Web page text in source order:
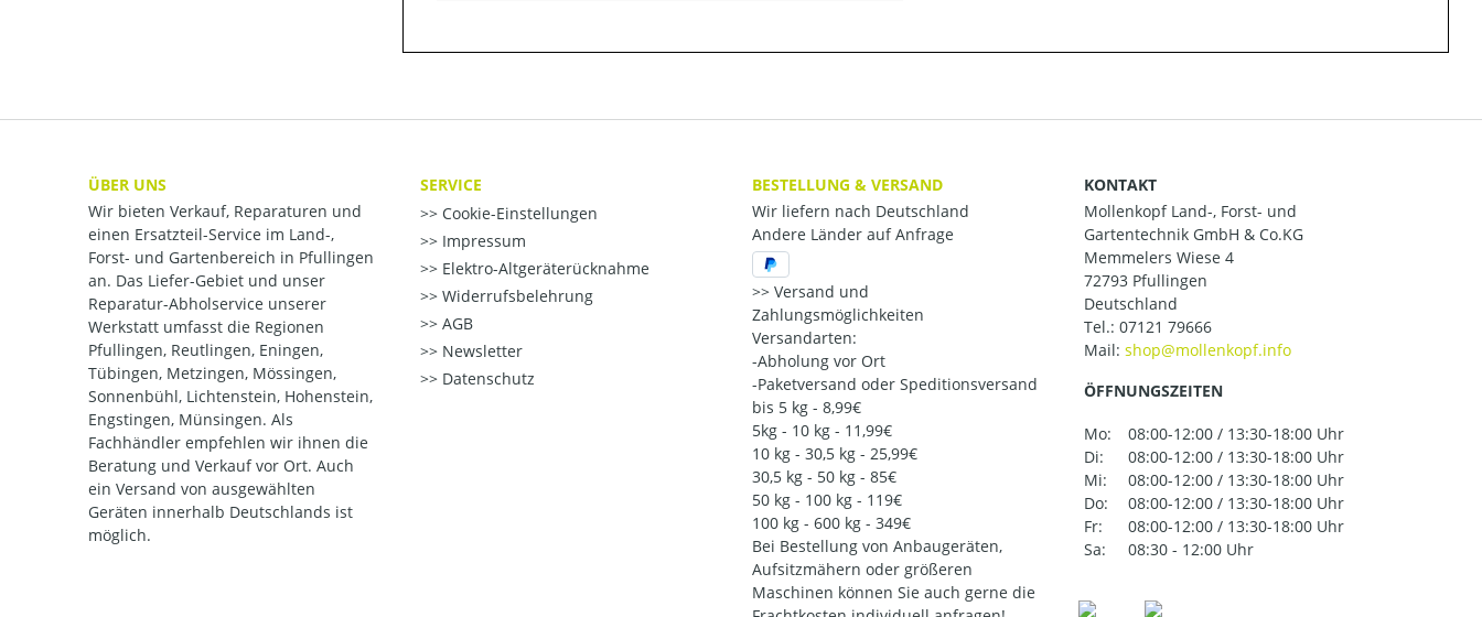
ÜBER UNS
Wir bieten Verkauf, Reparaturen und
einen Ersatzteil-Service im Land-,
Forst- und Gartenbereich in Pfullingen
an. Das Liefer-Gebiet und unser
Reparatur-Abholservice unserer
Werkstatt umfasst die Regionen
Pfullingen, Reutlingen, Eningen,
Tübingen, Metzingen, Mössingen,
Sonnenbühl, Lichtenstein, Hohenstein,
Engstingen, Münsingen. Als
Fachhändler empfehlen wir ihnen die
Beratung und Verkauf vor Ort. Auch
ein Versand von ausgewählten
Geräten innerhalb Deutschlands ist
möglich.
SERVICE
Cookie-Einstellungen
Impressum
Elektro-Altgeräterücknahme
Widerrufsbelehrung
AGB
Newsletter
Datenschutz
BESTELLUNG & VERSAND
Wir liefern nach Deutschland
Andere Länder auf Anfrage
Versand und
Zahlungsmöglichkeiten
Versandarten:
-Abholung vor Ort
-Paketversand oder Speditionsversand
bis 5 kg - 8,99€
5kg - 10 kg - 11,99€
10 kg - 30,5 kg - 25,99€
30,5 kg - 50 kg - 85€
50 kg - 100 kg - 119€
100 kg - 600 kg - 349€
Bei Bestellung von Anbaugeräten,
Aufsitzmähern oder größeren
Maschinen können Sie auch gerne die
KONTAKT
Mollenkopf Land-, Forst- und
Gartentechnik GmbH & Co.KG
Memmelers Wiese 4
72793 Pfullingen
Deutschland
Tel.: 07121 79666
Mail:
ÖFFNUNGSZEITEN
Mo:
08:00-12:00 / 13:30-18:00 Uhr
Di:
08:00-12:00 / 13:30-18:00 Uhr
Mi:
08:00-12:00 / 13:30-18:00 Uhr
Do:
08:00-12:00 / 13:30-18:00 Uhr
Fr:
08:00-12:00 / 13:30-18:00 Uhr
Sa:
08:30 - 12:00 Uhr